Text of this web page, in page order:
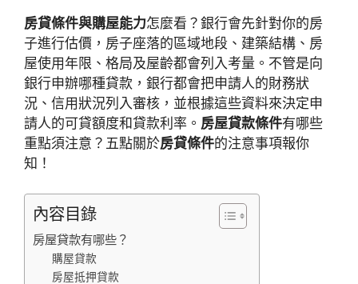
房貸條件與購屋能力怎麼看？ 銀行會先針對你的房
子進行估價，房子座落的區域地段、建築結構、房
屋使用年限、格局及屋齡都會列入考量。不管是向
銀行申辦哪種貸款，銀行都會把申請人的財務狀
況、信用狀況列入審核，並根據這些資料來決定申
請人的可貸額度和貸款利率。 房屋貸款條件有哪些
重點須注意？五點關於房貸條件的注意事項報你
知！
內容目錄
房屋貸款有哪些？
購屋貸款
房屋抵押貸款